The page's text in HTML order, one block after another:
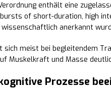
enthält eine
of short-duration, high
anerkannt
meist bei begleitendem
Muskelkraft und Masse
Prozesse